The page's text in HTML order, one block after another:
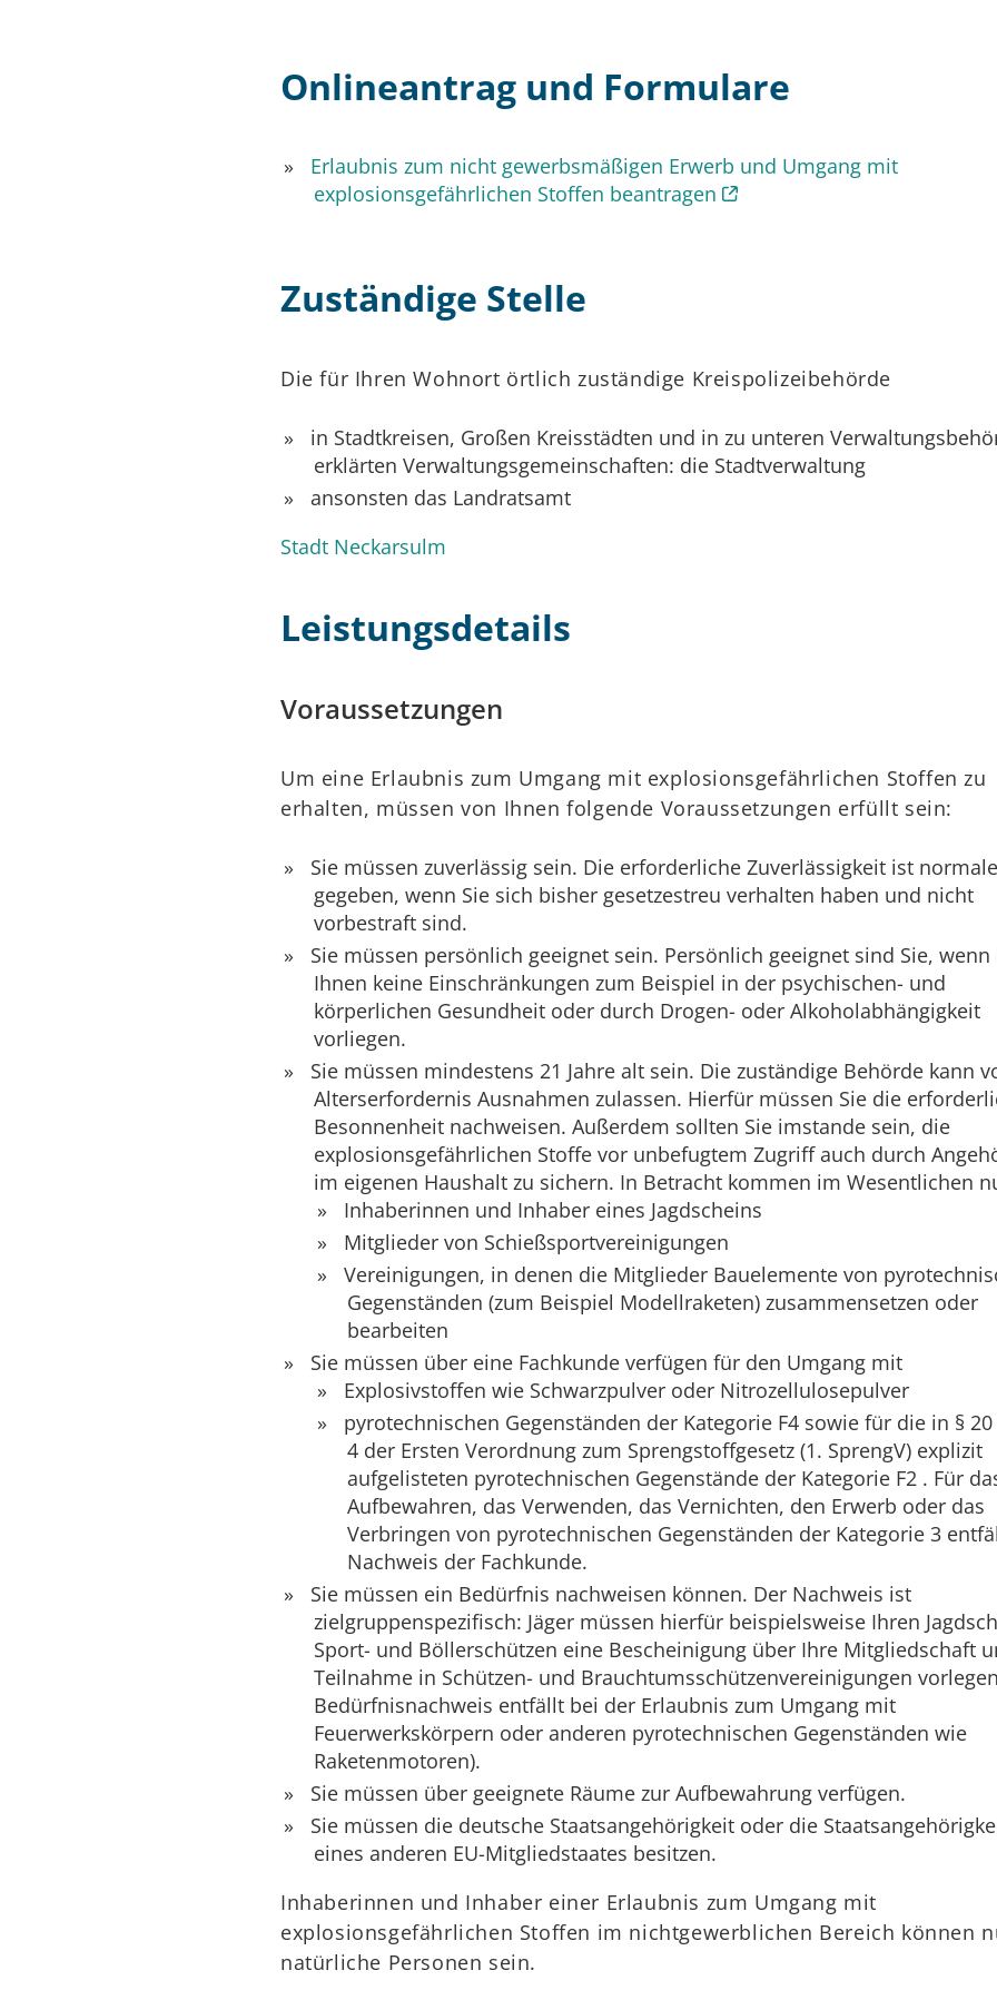
Onlineantrag und Formulare
Erlaubnis zum nicht gewerbsmäßigen Erwerb und Umgang mit
explosionsgefährlichen Stoffen beantragen
Zuständige Stelle
Die für Ihren Wohnort örtlich zuständige Kreispolizeibehörde
in Stadtkreisen, Großen Kreisstädten und in zu unteren
erklärten Verwaltungsgemeinschaften: die Stadtverwaltung
ansonsten das Landratsamt
Stadt Neckarsulm
Leistungsdetails
Voraussetzungen
Um eine Erlaubnis zum Umgang mit explosionsgefährlichen Stoffen zu
erhalten, müssen von Ihnen folgende Voraussetzungen erfüllt sein:
Sie müssen zuverlässig sein. Die erforderliche Zuverlässigkeit ist
gegeben, wenn Sie sich bisher gesetzestreu verhalten haben und nicht
vorbestraft sind.
Sie müssen persönlich geeignet sein. Persönlich geeignet sind Sie, wenn
Ihnen keine Einschränkungen zum Beispiel in der psychischen- und
körperlichen Gesundheit oder durch Drogen- oder Alkoholabhängigkeit
vorliegen.
Sie müssen mindestens 21 Jahre alt sein. Die zuständige Behörde kann
Alterserfordernis Ausnahmen zulassen. Hierfür müssen Sie die
Besonnenheit nachweisen. Außerdem sollten Sie imstande sein, die
explosionsgefährlichen Stoffe vor unbefugtem Zugriff auch durch
im eigenen Haushalt zu sichern. In Betracht kommen im Wesentlichen
Inhaberinnen und Inhaber eines Jagdscheins
Mitglieder von Schießsportvereinigungen
Vereinigungen, in denen die Mitglieder Bauelemente von
Gegenständen (zum Beispiel Modellraketen) zusammensetzen oder
bearbeiten
Sie müssen über eine Fachkunde verfügen für den Umgang mit
Explosivstoffen wie Schwarzpulver oder Nitrozellulosepulver
pyrotechnischen Gegenständen der Kategorie F4 sowie für die in § 20
4 der Ersten Verordnung zum Sprengstoffgesetz (1. SprengV) explizit
aufgelisteten pyrotechnischen Gegenstände der Kategorie F2 . Für
Aufbewahren, das Verwenden, das Vernichten, den Erwerb oder das
Verbringen von pyrotechnischen Gegenständen der Kategorie 3
Nachweis der Fachkunde.
Sie müssen ein Bedürfnis nachweisen können. Der Nachweis ist
zielgruppenspezifisch: Jäger müssen hierfür beispielsweise Ihren
Sport- und Böllerschützen eine Bescheinigung über Ihre Mitgliedschaft
Teilnahme in Schützen- und Brauchtumsschützenvereinigungen
Bedürfnisnachweis entfällt bei der Erlaubnis zum Umgang mit
Feuerwerkskörpern oder anderen pyrotechnischen Gegenständen wie
Raketenmotoren).
Sie müssen über geeignete Räume zur Aufbewahrung verfügen.
Sie müssen die deutsche Staatsangehörigkeit oder die
eines anderen EU-Mitgliedstaates besitzen.
Inhaberinnen und Inhaber einer Erlaubnis zum Umgang mit
explosionsgefährlichen Stoffen im nichtgewerblichen Bereich können
natürliche Personen sein.